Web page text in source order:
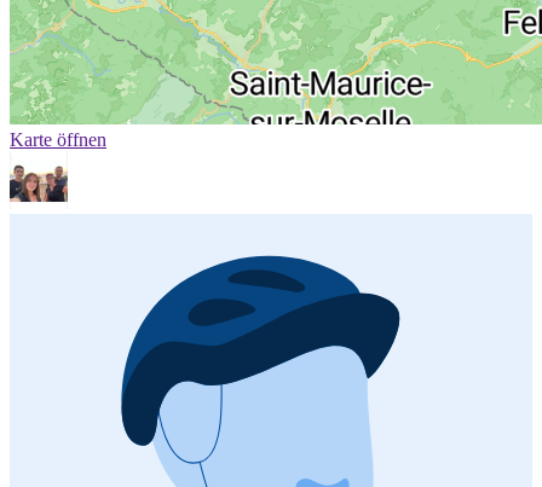
Karte öffnen